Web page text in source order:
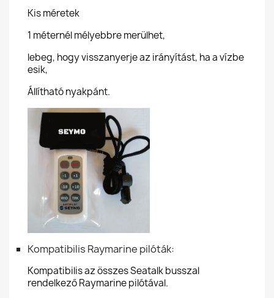
Kis méretek
1 méternél mélyebbre merülhet,
lebeg, hogy visszanyerje az irányítást, ha a vízbe
esik,
Állítható nyakpánt.
Kompatibilis Raymarine pilóták:
Kompatibilis az összes Seatalk busszal
rendelkező Raymarine pilótával.